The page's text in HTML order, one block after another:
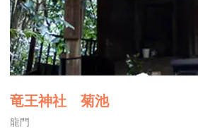
竜王神社 菊池
龍門